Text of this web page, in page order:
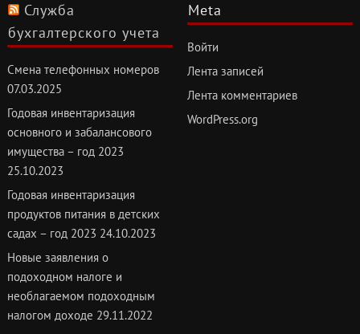
Служба
бухгалтерского учета
Смена телефонных номеров
07.03.2025
Годовая инвентаризация
основного и забалансового
имущества – год 2023
25.10.2023
Годовая инвентаризация
продуктов питания в детских
садах – год 2023 24.10.2023
Новые заявления о
подоходном налоге и
необлагаемом подоходным
налогом доходе 29.11.2022
Meta
Войти
Лента записей
Лента комментариев
WordPress.org